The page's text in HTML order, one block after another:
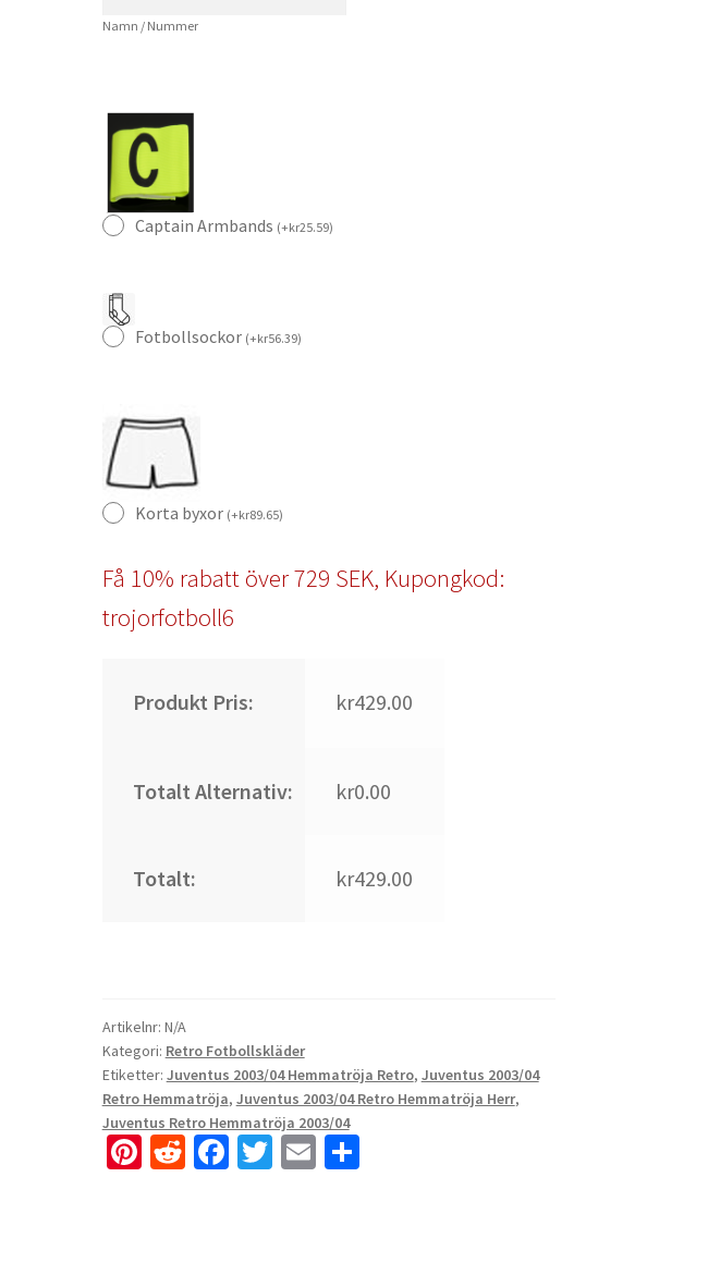
Namn / Nummer
Captain Armbands (+kr25.59)
Fotbollsockor (+kr56.39)
Korta byxor (+kr89.65)
Få 10% rabatt över 729 SEK, Kupongkod:
trojorfotboll6
Produkt Pris: kr429.00
Totalt Alternativ: kr0.00
Totalt: kr429.00
Artikelnr: N/A
Kategori: Retro Fotbollskläder
Etiketter: Juventus 2003/04 Hemmatröja Retro, Juventus 2003/04
Retro Hemmatröja, Juventus 2003/04 Retro Hemmatröja Herr,
Juventus Retro Hemmatröja 2003/04
Pi R Fa T E D